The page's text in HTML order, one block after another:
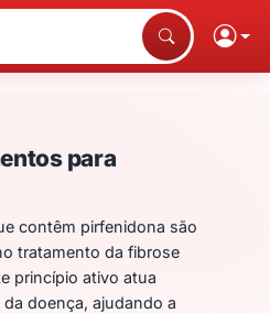
para
para
contêm pirfenidona são
tratamento da fibrose
princípio ativo atua
doença, ajudando a